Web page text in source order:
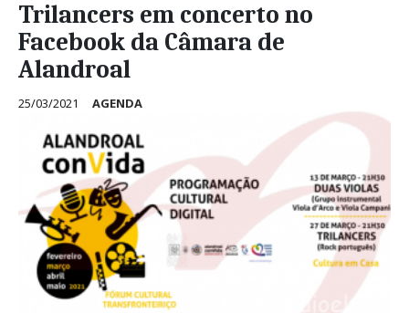
Trilancers em concerto no
Facebook da Câmara de
Alandroal
25/03/2021 AGENDA